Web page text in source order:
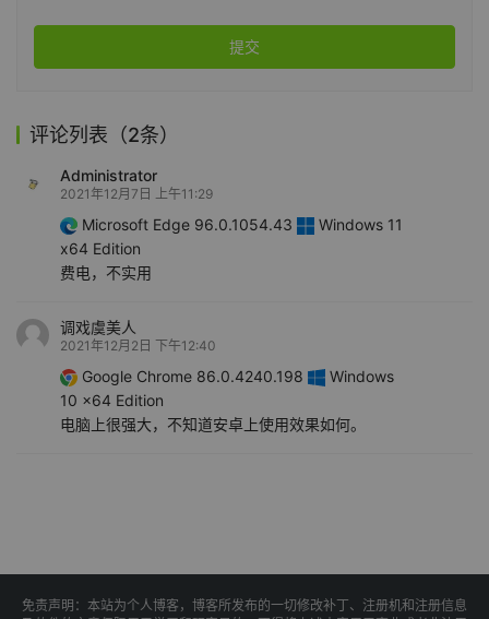
提交
评论列表（2条）
Administrator
2021年12月7日 上午11:29
Microsoft Edge 96.0.1054.43
Windows 11
x64 Edition
费电，不实用
调戏虞美人
2021年12月2日 下午12:40
Google Chrome 86.0.4240.198
Windows
10 x64 Edition
电脑上很强大，不知道安卓上使用效果如何。
免责声明：本站为个人博客，博客所发布的一切修改补丁、注册机和注册信息